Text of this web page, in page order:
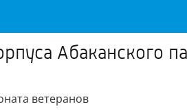
Абаканского
ветеранов